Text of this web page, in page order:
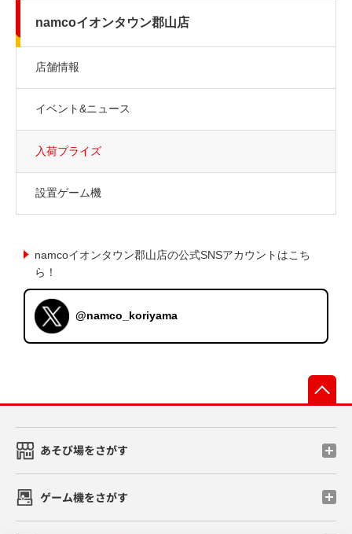
namcoイオンタウン郡山店
店舗情報
イベント&ニュース
入荷プライズ
設置ゲーム機
namcoイオンタウン郡山店の公式SNSアカウントはこち
ら！
@namco_koriyama
あそび場をさがす
ゲーム機をさがす